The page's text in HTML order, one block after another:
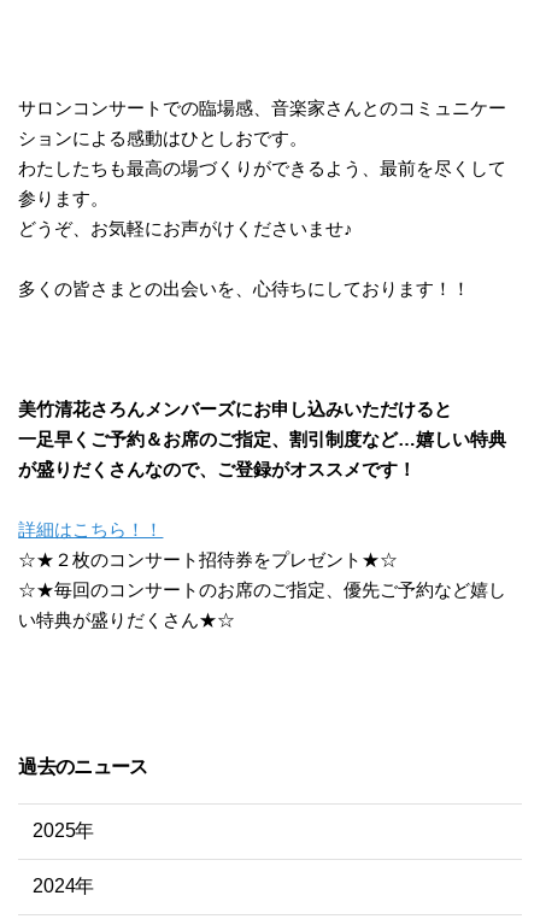
サロンコンサートでの臨場感、音楽家さんとのコミュニケー
ションによる感動はひとしおです。
わたしたちも最高の場づくりができるよう、最前を尽くして
参ります。
どうぞ、お気軽にお声がけくださいませ♪
多くの皆さまとの出会いを、心待ちにしております！！
美竹清花さろんメンバーズにお申し込みいただけると
一足早くご予約＆お席のご指定、割引制度など…嬉しい特典
が盛りだくさんなので、ご登録がオススメです！
詳細はこちら！！
☆★２枚のコンサート招待券をプレゼント★☆
☆★毎回のコンサートのお席のご指定、優先ご予約など嬉し
い特典が盛りだくさん★☆
過去のニュース
2025年
2024年